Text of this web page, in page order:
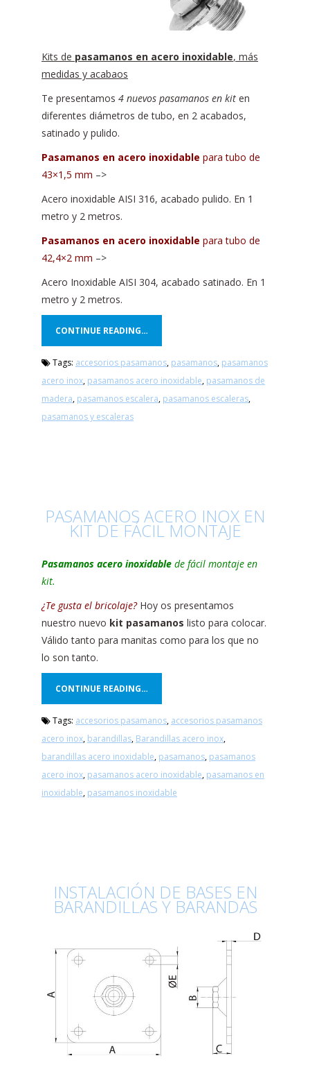
Kits de pasamanos en acero inoxidable, más
medidas y acabaos
Te presentamos 4 nuevos pasamanos en kit en
diferentes diámetros de tubo, en 2 acabados,
satinado y pulido.
Pasamanos en acero inoxidable para tubo de
43×1,5 mm –>
Acero inoxidable AISI 316, acabado pulido. En 1
metro y 2 metros.
Pasamanos en acero inoxidable para tubo de
42,4×2 mm –>
Acero Inoxidable AISI 304, acabado satinado. En 1
metro y 2 metros.
CONTINUE READING…
Tags: accesorios pasamanos, pasamanos, pasamanos
acero inox, pasamanos acero inoxidable, pasamanos de
madera, pasamanos escalera, pasamanos escaleras,
pasamanos y escaleras
PASAMANOS ACERO INOX EN
KIT DE FÁCIL MONTAJE
Pasamanos acero inoxidable de fácil montaje en
kit.
¿Te gusta el bricolaje?Hoy os presentamos
nuestro nuevo kit pasamanos listo para colocar.
Válido tanto para manitas como para los que no
lo son tanto.
CONTINUE READING…
Tags: accesorios pasamanos, accesorios pasamanos
acero inox, barandillas, Barandillas acero inox,
barandillas acero inoxidable, pasamanos, pasamanos
acero inox, pasamanos acero inoxidable, pasamanos en
inoxidable, pasamanos inoxidable
INSTALACIÓN DE BASES EN
BARANDILLAS Y BARANDAS